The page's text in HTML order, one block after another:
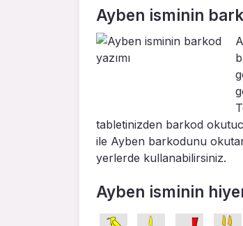
Ayben isminin
tabletinizden barkod
ile Ayben barkodunu
yerlerde kullanabilirsiniz.
Ayben isminin